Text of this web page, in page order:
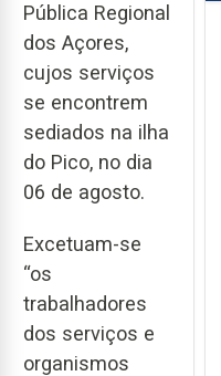
Pública Regional
dos Açores,
cujos serviços
se encontrem
sediados na ilha
do Pico, no dia
06 de agosto.
Excetuam-se
“os
trabalhadores
dos serviços e
organismos